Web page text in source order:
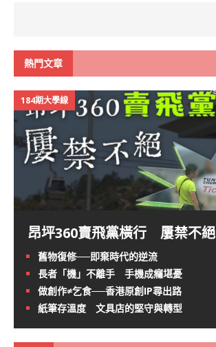
熱門文章
184期大學線
昂坪360賣飛黨橫行 屢禁不絕
舊物復修──即棄時代的逆流
長者「機」不離手 手機成癮堪憂
做創作≠乞食──香港原創IP尋出路
紙筆存溫度 文具店的堅守與轉型